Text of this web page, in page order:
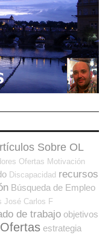
Sobre OL
Ofertas Motivación
Discapacidad recursos
Búsqueda de Empleo
José Carlos F
de trabajo objetivos
estrategia